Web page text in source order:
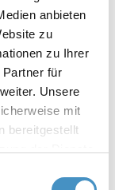
anbieten
zu
zu Ihrer
für
Unsere
mit
bereitgestellt
Impressum
Mahlsystem: